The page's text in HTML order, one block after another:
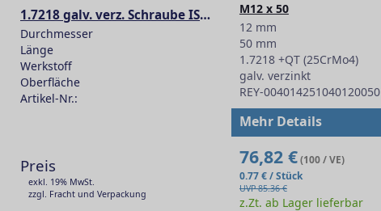
1.7218 galv. verz. Schraube ISO 4014
Durchmesser
Länge
Werkstoff
Oberfläche
Artikel-Nr.:
Preis
exkl. 19% MwSt.
zzgl. Fracht und Verpackung
M12 x 50
12 mm
50 mm
1.7218 +QT (25CrMo4)
galv. verzinkt
REY-004014251040120050
Mehr Details
76,82 €(100 / VE)
0.77 € / Stück
UVP 85.36 €
z.Zt. ab Lager lieferbar